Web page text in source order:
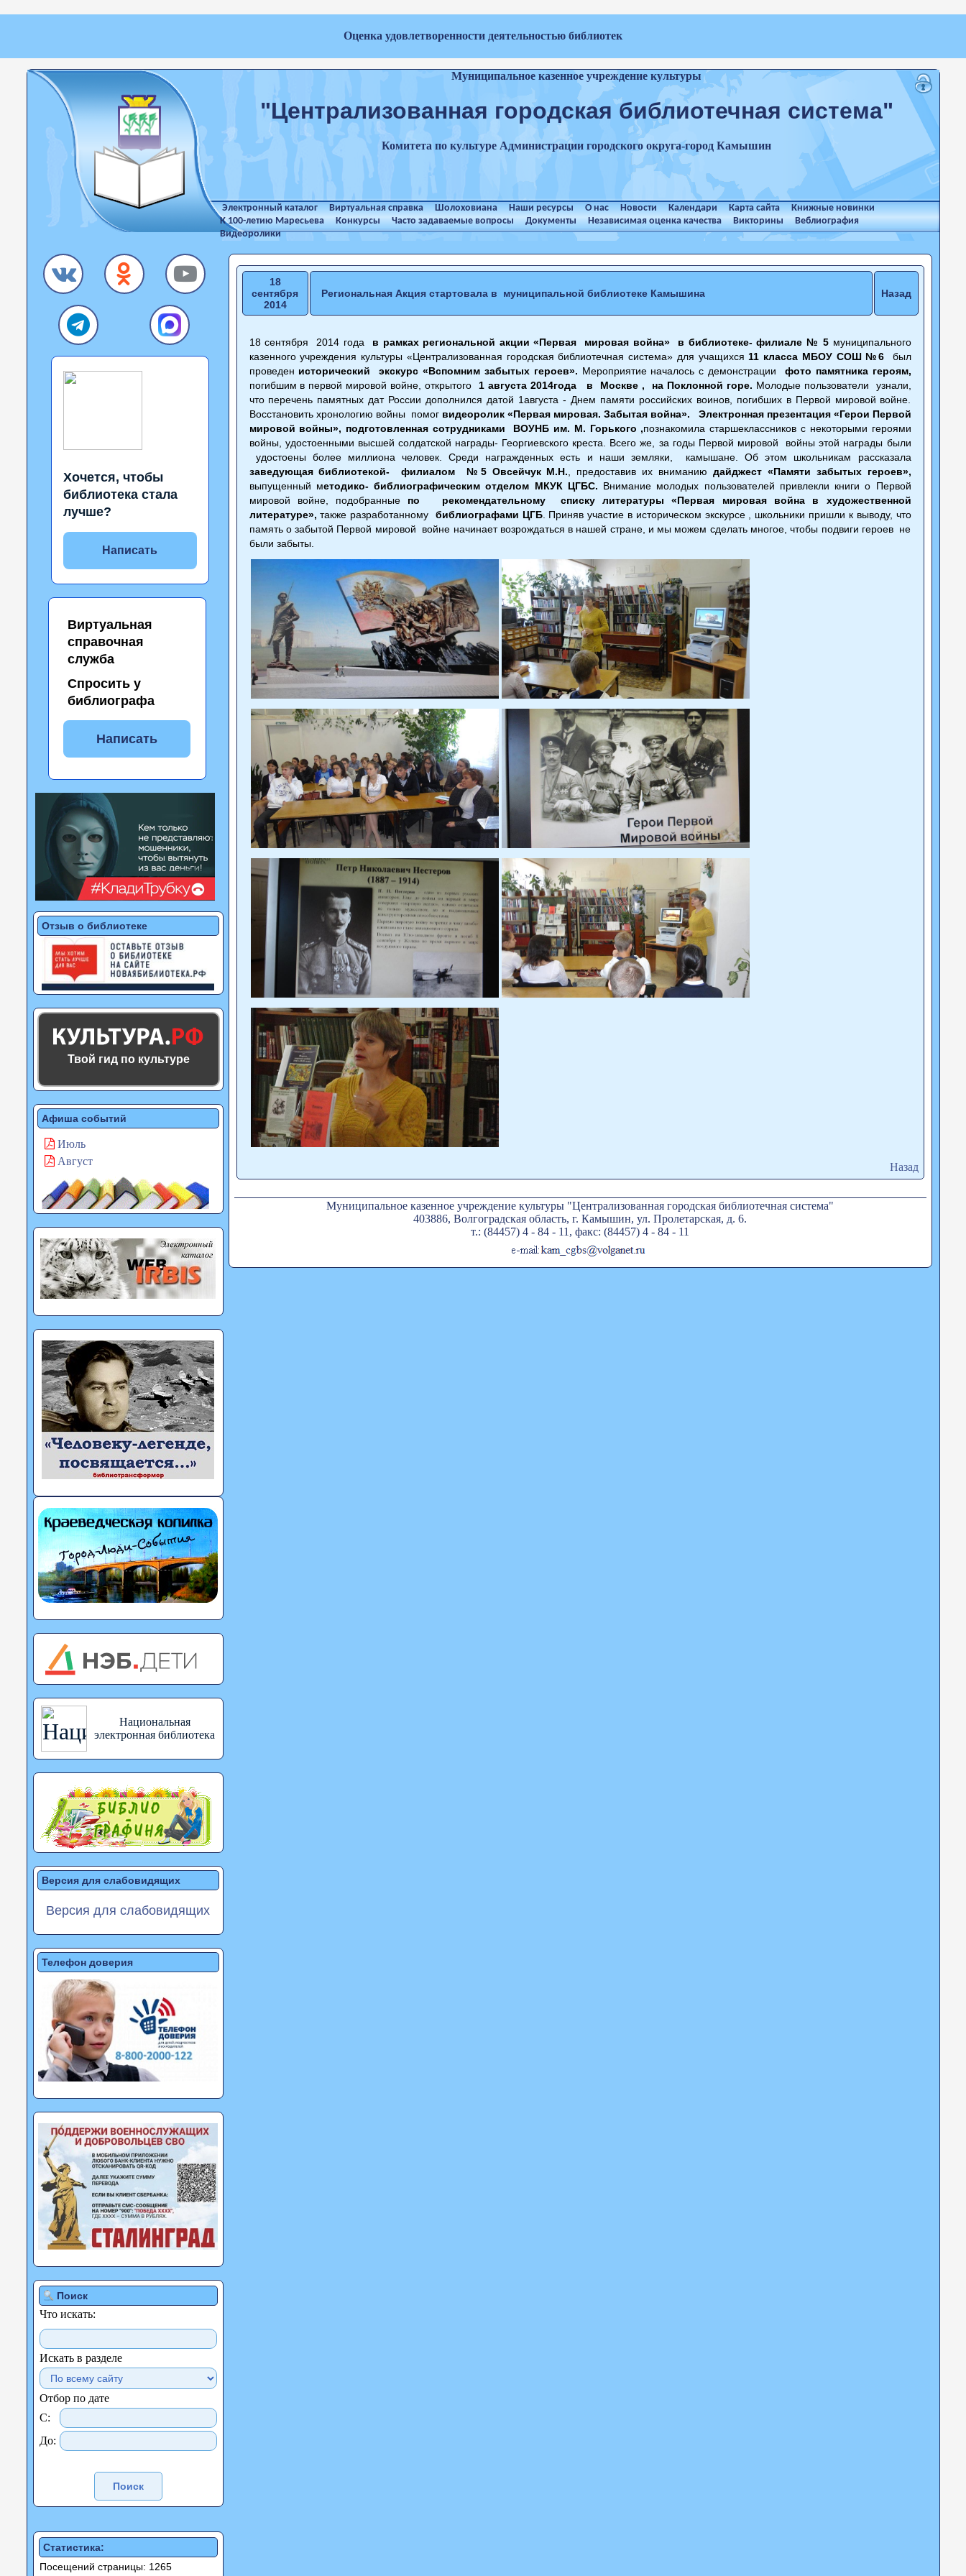
Оценка удовлетворенности деятельностью библиотек
Муниципальное казенное учреждение культуры
"Централизованная городская библиотечная система"
Комитета по культуре Администрации городского округа-город Камышин
Электронный каталог Виртуальная справка Шолоховиана Наши ресурсы О нас Новости Календари Карта сайта
Книжные новинки
К 100-летию Маресьева
Конкурсы Часто задаваемые вопросы Документы Независимая оценка качества Викторины
Веблиография
Видеоролики
Хочется, чтобы
библиотека стала
лучше?
Написать
Виртуальная
справочная
служба
Спросить у
библиографа
Написать
Отзыв о библиотеке
Твой гид по культуре
Афиша событий
Июль
Август
Национальная
электронная библиотека
Версия для слабовидящих
Версия для слабовидящих
Телефон доверия
Поиск
Что искать:
Искать в разделе
Отбор по дате
С:
До:
Статистика:
Посещений страницы: 1265
18
сентября
2014
Региональная Акция стартовала в муниципальной библиотеке Камышина Назад
18 сентября 2014 года в рамках региональной акции «Первая мировая война» в библиотеке- филиале № 5 муниципального
казенного учреждения культуры «Централизованная городская библиотечная система» для учащихся 11 класса МБОУ СОШ №6
был
проведен исторический экскурс «Вспомним забытых героев». Мероприятие началось с демонстрации фото памятника героям,
погибшим в первой мировой войне, открытого 1 августа 2014года в Москве , на Поклонной горе. Молодые пользователи узнали,
что перечень памятных дат России дополнился датой 1августа - Днем памяти российских воинов, погибших в Первой мировой войне.
Восстановить хронологию войны помог видеоролик «Первая мировая. Забытая война».
Электронная презентация «Герои Первой
мировой войны», подготовленная сотрудниками ВОУНБ им. М. Горького ,познакомила старшеклассников с некоторыми героями
войны, удостоенными высшей солдатской награды- Георгиевского креста. Всего же, за годы Первой мировой войны этой награды были
удостоены более миллиона человек. Среди награжденных есть и наши земляки, камышане. Об этом школьникам рассказала
заведующая библиотекой- филиалом №5 Овсейчук М.Н. , предоставив их вниманию дайджест «Памяти забытых героев»,
выпущенный методико- библиографическим отделом МКУК ЦГБС. Внимание молодых пользователей привлекли книги о Первой
мировой войне, подобранные по рекомендательному списку литературы «Первая мировая война в художественной
литературе», также разработанному библиографами ЦГБ. Приняв участие в историческом экскурсе , школьники пришли к выводу, что
память о забытой Первой мировой войне начинает возрождаться в нашей стране, и мы можем сделать многое, чтобы подвиги героев не
были забыты.
Назад
Муниципальное казенное учреждение культуры "Централизованная городская библиотечная система"
403886, Волгоградская область, г. Камышин, ул. Пролетарская, д. 6.
т.: (84457) 4 - 84 - 11, факс: (84457) 4 - 84 - 11